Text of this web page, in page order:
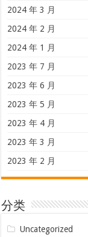
2024 年 3 月
2024 年 2 月
2024 年 1 月
2023 年 7 月
2023 年 6 月
2023 年 5 月
2023 年 4 月
2023 年 3 月
2023 年 2 月
分类
Uncategorized